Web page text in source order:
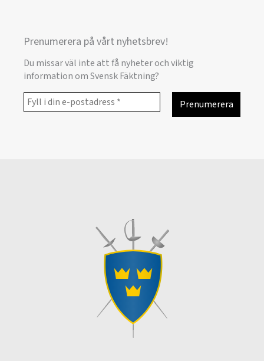
Prenumerera på vårt nyhetsbrev!
Du missar väl inte att få nyheter och viktig
information om Svensk Fäktning?